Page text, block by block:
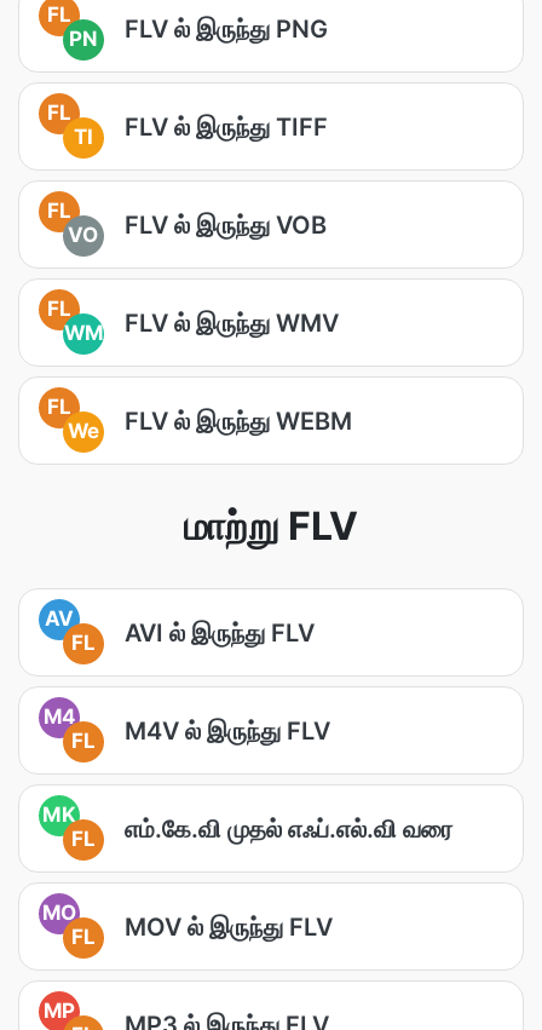
FL
PN
FLV ல் இருந்து PNG
FL
TI
FLV ல் இருந்து TIFF
FL
VO
FLV ல் இருந்து VOB
FL
WM
FLV ல் இருந்து WMV
FL
We
FLV ல் இருந்து WEBM
மாற்று FLV
AV
FL
AVI ல் இருந்து FLV
M4
FL
M4V ல் இருந்து FLV
MK
FL
எம்.கே.வி முதல் எஃப்.எல்.வி வரை
MO
FL
MOV ல் இருந்து FLV
MP